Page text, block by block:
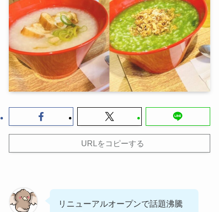
URLをコピーする
リニューアルオープンで話題沸騰